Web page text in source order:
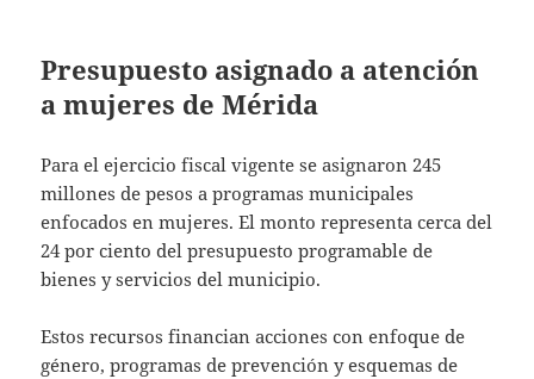
Presupuesto asignado a atención
a mujeres de Mérida
Para el ejercicio fiscal vigente se asignaron 245
millones de pesos a programas municipales
enfocados en mujeres. El monto representa cerca del
24 por ciento del presupuesto programable de
bienes y servicios del municipio.
Estos recursos financian acciones con enfoque de
género, programas de prevención y esquemas de